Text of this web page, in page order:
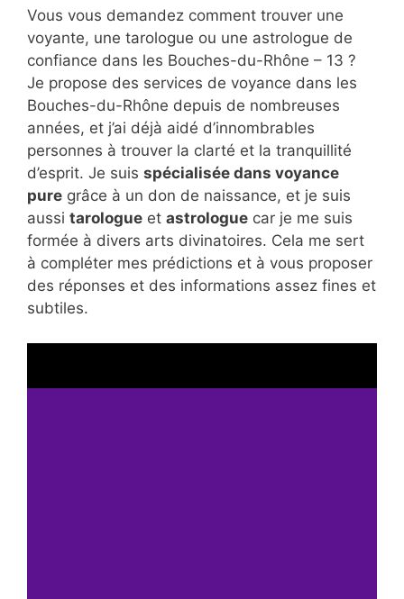
Vous vous demandez comment trouver une
voyante, une tarologue ou une astrologue de
confiance dans les Bouches-du-Rhône – 13 ?
Je propose des services de voyance dans les
Bouches-du-Rhône depuis de nombreuses
années, et j’ai déjà aidé d’innombrables
personnes à trouver la clarté et la tranquillité
d’esprit. Je suis spécialisée dans voyance
pure grâce à un don de naissance, et je suis
aussi tarologue et astrologue car je me suis
formée à divers arts divinatoires. Cela me sert
à compléter mes prédictions et à vous proposer
des réponses et des informations assez fines et
subtiles.